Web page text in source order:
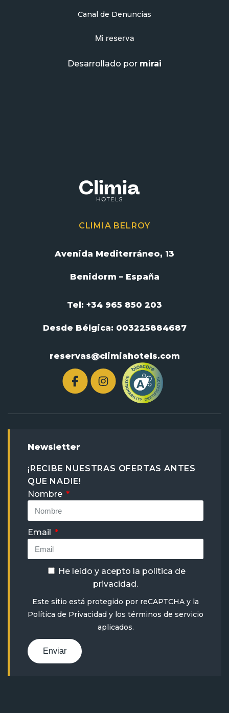
Canal de Denuncias
Mi reserva
Desarrollado por mirai
CLIMIA BELROY
Avenida Mediterráneo, 13
Benidorm – España
Tel: +34 965 850 203
Desde Bélgica: 003225884687
reservas@climiahotels.com
Newsletter
¡RECIBE NUESTRAS OFERTAS ANTES
QUE NADIE!
Nombre
Email
He leído y acepto la política de
privacidad .
Este sitio está protegido por reCAPTCHA y la
Política de Privacidad y los términos de servicio
aplicados.
Enviar